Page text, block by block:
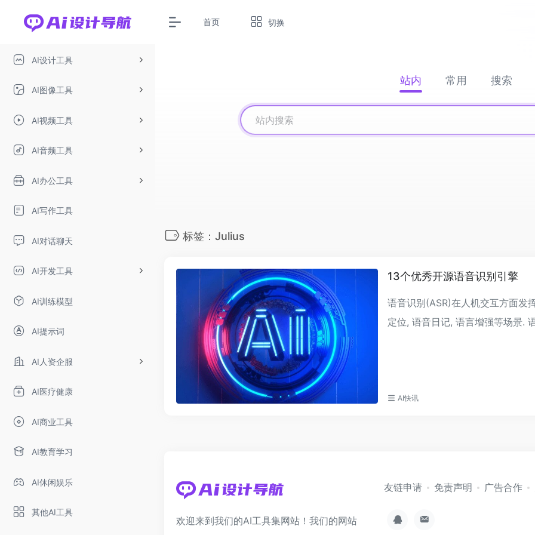
AI设计工具
AI图像工具
AI视频工具
AI音频工具
AI办公工具
AI写作工具
AI对话聊天
AI开发工具
AI训练模型
AI提示词
AI人资企服
AI医疗健康
AI商业工具
AI教育学习
AI休闲娱乐
其他AI工具
首页 切换
站内 常用 搜索
标签：Julius
13个优秀开源语音识别引擎
语音识别(ASR)在人机交互方面发
定位, 语音日记, 语言增强等场景.
AI快讯
欢迎来到我们的AI工具集网站！我们的网站
友链申请 免责声明 广告合作